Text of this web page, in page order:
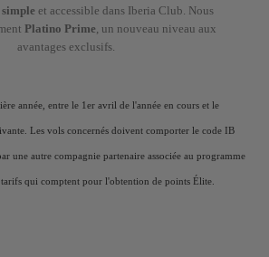
et accessible dans Iberia Club. Nous
Platino Prime , un nouveau niveau aux
avantages exclusifs.
année, entre le 1er avril de l'année en cours et le
Les vols concernés doivent comporter le code IB
une autre compagnie partenaire associée au programme
qui comptent pour l'obtention de points Élite.